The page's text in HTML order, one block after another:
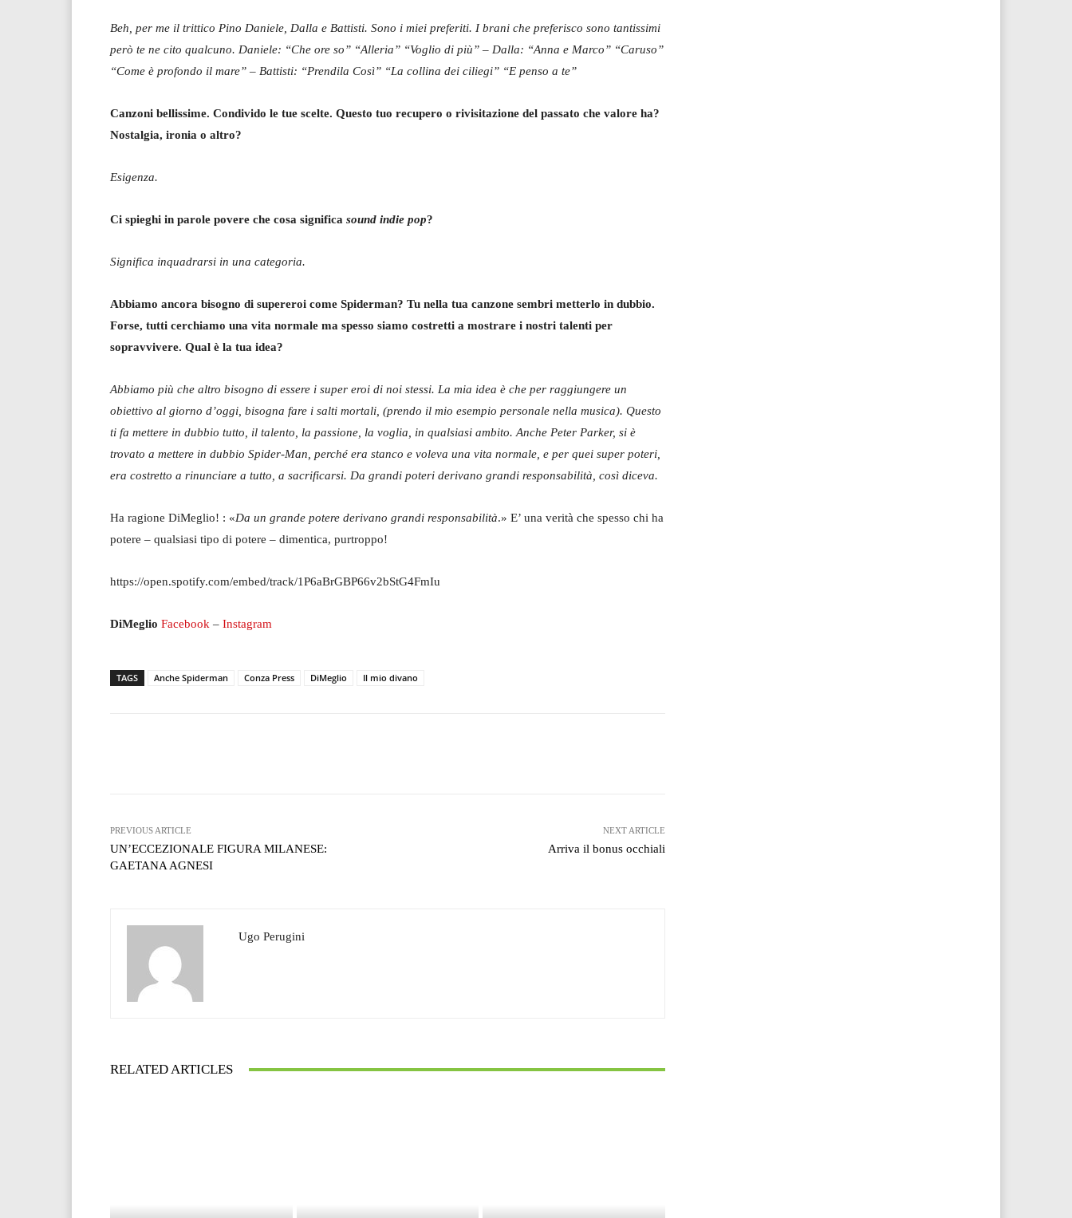
Beh, per me il trittico Pino Daniele, Dalla e Battisti. Sono i miei preferiti. I brani che preferisco sono tantissimi
però te ne cito qualcuno. Daniele: “Che ore so” “Alleria” “Voglio di più” – Dalla: “Anna e Marco” “Caruso”
“Come è profondo il mare” – Battisti: “Prendila Così” “La collina dei ciliegi” “E penso a te”
Canzoni bellissime. Condivido le tue scelte. Questo tuo recupero o rivisitazione del passato che valore ha?
Nostalgia, ironia o altro?
Esigenza.
Ci spieghi in parole povere che cosa significa sound indie pop?
Significa inquadrarsi in una categoria.
Abbiamo ancora bisogno di supereroi come Spiderman? Tu nella tua canzone sembri metterlo in dubbio.
Forse, tutti cerchiamo una vita normale ma spesso siamo costretti a mostrare i nostri talenti per
sopravvivere. Qual è la tua idea?
Abbiamo più che altro bisogno di essere i super eroi di noi stessi. La mia idea è che per raggiungere un
obiettivo al giorno d’oggi, bisogna fare i salti mortali, (prendo il mio esempio personale nella musica). Questo
ti fa mettere in dubbio tutto, il talento, la passione, la voglia, in qualsiasi ambito. Anche Peter Parker, si è
trovato a mettere in dubbio Spider-Man, perché era stanco e voleva una vita normale, e per quei super poteri,
era costretto a rinunciare a tutto, a sacrificarsi. Da grandi poteri derivano grandi responsabilità, così diceva.
Ha ragione DiMeglio! : «Da un grande potere derivano grandi responsabilità.» E’ una verità che spesso chi ha
potere – qualsiasi tipo di potere – dimentica, purtroppo!
https://open.spotify.com/embed/track/1P6aBrGBP66v2bStG4FmIu
DiMeglio Facebook – Instagram
TAGS Anche Spiderman Conza Press DiMeglio Il mio divano
PREVIOUS ARTICLE
UN’ECCEZIONALE FIGURA MILANESE:
GAETANA AGNESI
NEXT ARTICLE
Arriva il bonus occhiali
Ugo Perugini
RELATED ARTICLES